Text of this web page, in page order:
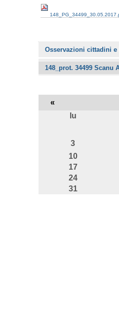
Navigazione
Osservazioni cittadini e
148_prot. 34499 Scanu
«
lu
3
10
17
24
31